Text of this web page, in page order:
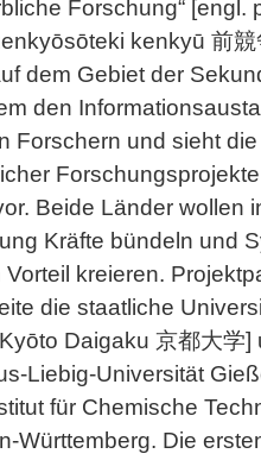
Forschung“ [engl.
kenkyū 前競
dem Gebiet der
den
Forschern und sieht
Beide Länder wollen
Kräfte bündeln und
Vorteil kreieren.
die staatliche
Daigaku 京都大学
Liebig-Universität
für Chemische
Württemberg. Die